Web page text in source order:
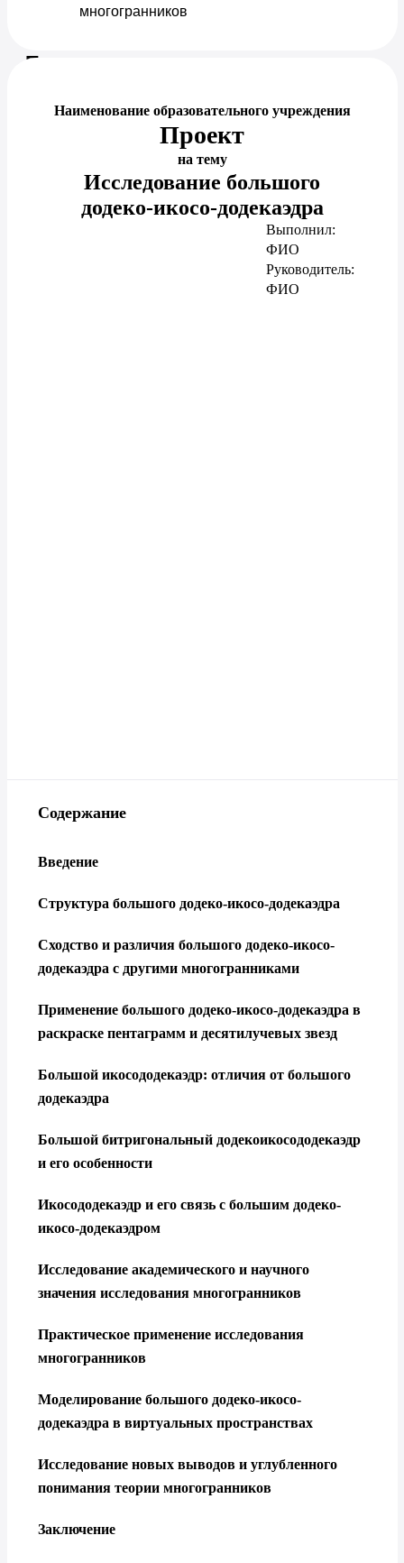
многогранников
Предпросмотр документа
Наименование образовательного учреждения
Проект
на тему
Исследование большого
додеко-икосо-додекаэдра
Выполнил:
ФИО
Руководитель:
ФИО
Содержание
Введение
Структура большого додеко-икосо-додекаэдра
Сходство и различия большого додеко-икосо-
додекаэдра с другими многогранниками
Применение большого додеко-икосо-додекаэдра в
раскраске пентаграмм и десятилучевых звезд
Большой икосододекаэдр: отличия от большого
додекаэдра
Большой битригональный додекоикосододекаэдр
и его особенности
Икосододекаэдр и его связь с большим додеко-
икосо-додекаэдром
Исследование академического и научного
значения исследования многогранников
Практическое применение исследования
многогранников
Моделирование большого додеко-икосо-
додекаэдра в виртуальных пространствах
Исследование новых выводов и углубленного
понимания теории многогранников
Заключение